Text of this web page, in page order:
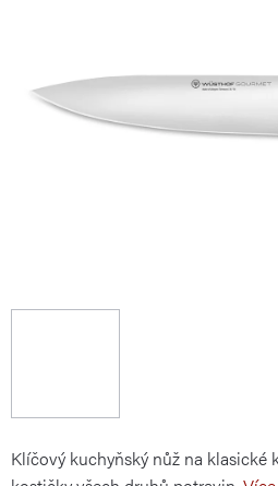
Klíčový kuchyňský nůž na klasické